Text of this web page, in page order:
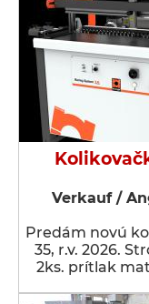
Verkauf /
Predám novú
35, r.v. 2026.
2ks. prítlak